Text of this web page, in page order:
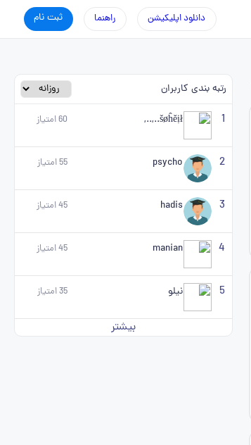
ثبت نام راهنما دانلود اپلیکیشن
رتبه بندی کاربران
1
šøĥěịł..,..,
60امتیاز
2
psycho
55امتیاز
3
hadis
45امتیاز
4
manian
45امتیاز
5 نیلو 35امتیاز
بیشتر